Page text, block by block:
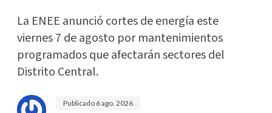
La ENEE anunció cortes de energía este
viernes 7 de agosto por mantenimientos
programados que afectarán sectores del
Distrito Central.
Publicado 6 ago. 2026